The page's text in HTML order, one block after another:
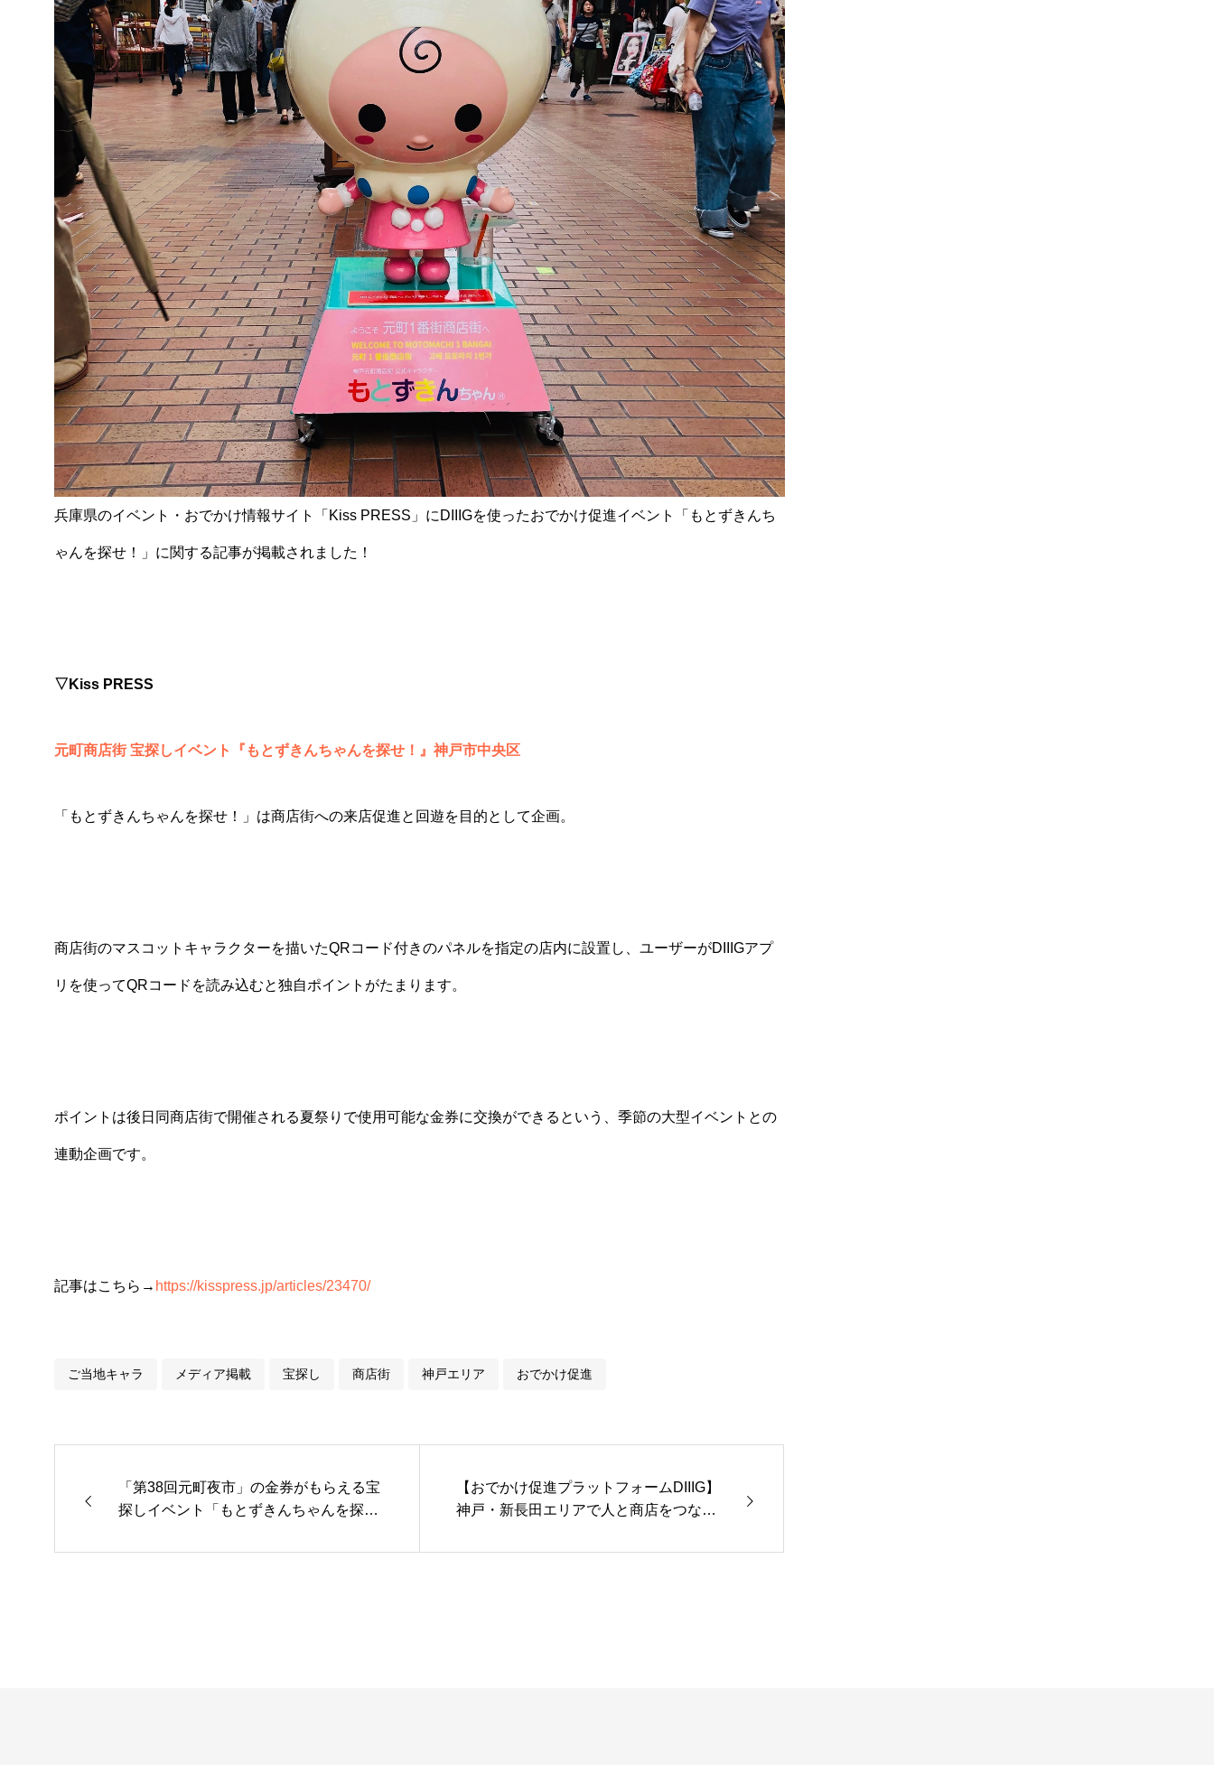
兵庫県のイベント・おでかけ情報サイト「Kiss PRESS」にDIIIGを使ったおでかけ促進イベント「もとずきんち
ゃんを探せ！」に関する記事が掲載されました！
▽Kiss PRESS
元町商店街 宝探しイベント『もとずきんちゃんを探せ！』神戸市中央区
「もとずきんちゃんを探せ！」は商店街への来店促進と回遊を目的として企画。
商店街のマスコットキャラクターを描いたQRコード付きのパネルを指定の店内に設置し、ユーザーがDIIIGアプ
リを使ってQRコードを読み込むと独自ポイントがたまります。
ポイントは後日同商店街で開催される夏祭りで使用可能な金券に交換ができるという、季節の大型イベントとの
連動企画です。
記事はこちら→ https://kisspress.jp/articles/23470/
ご当地キャラ メディア掲載 宝探し 商店街 神戸エリア おでかけ促進
「第38回元町夜市」の金券がもらえる宝
探しイベント「もとずきんちゃんを探
【おでかけ促進プラットフォームDIIIG】
神戸・新長田エリアで人と商店をつなぐ
を発行